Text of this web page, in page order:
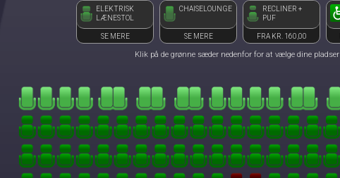
ELEKTRISK
LÆNESTOL
SE MERE
CHAISELOUNGE
SE MERE
RECLINER +
PUF
FRA KR. 160,00
Klik på de grønne sæder nedenfor for at vælge dine pladser